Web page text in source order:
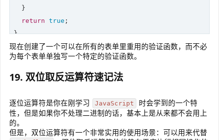
  }
return true ;
console.log(validate(schema, {first:'Bruce' })); //
console.log(validate(schema, {first
现在创建了一个可以在所有的表单里重用的验证函数，而不必
为每个表单单独写一个特定的验证函数。
19. 双位取反运算符速记法
逐位运算符是你在刚学习 JavaScript
时会学到的一个特
性，但是如果你不处理二进制的话，基本上是从来都不会用上
的。
但是，双位运算符有一个非常实用的使用场景：可以用来代替